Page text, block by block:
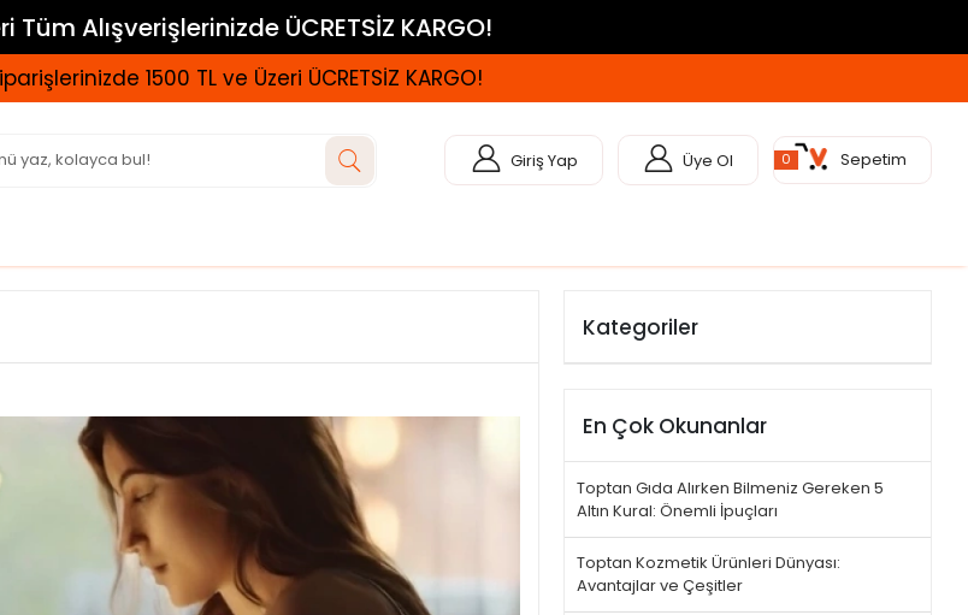
Tüm Alışverişlerinizde ÜCRETSİZ KARGO!
1500 TL ve Üzeri ÜCRETSİZ KARGO!
Giriş Yap Üye Ol 0 Sepetim
Kategoriler
En Çok Okunanlar
Toptan Gıda Alırken Bilmeniz Gereken 5
Altın Kural: Önemli İpuçları
Toptan Kozmetik Ürünleri Dünyası:
Avantajlar ve Çeşitler